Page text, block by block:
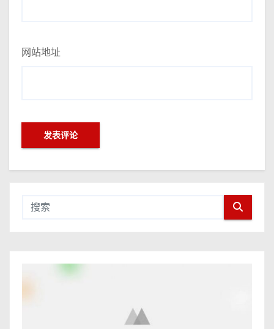
网站地址